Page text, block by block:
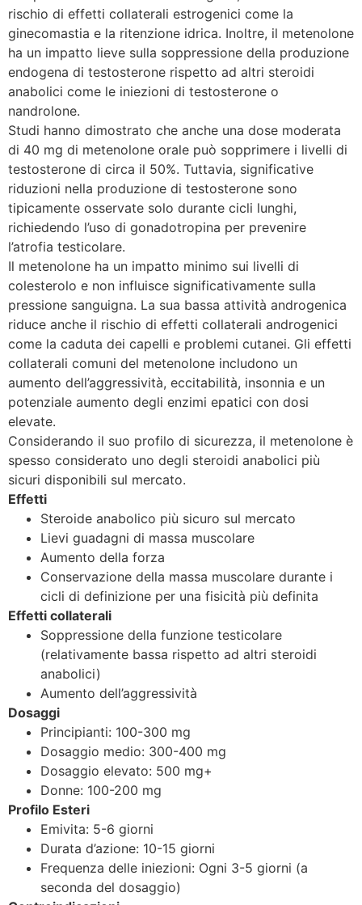
rischio di effetti collaterali estrogenici come la
ginecomastia e la ritenzione idrica. Inoltre, il metenolone
ha un impatto lieve sulla soppressione della produzione
endogena di testosterone rispetto ad altri steroidi
anabolici come le iniezioni di testosterone o
nandrolone.
Studi hanno dimostrato che anche una dose moderata
di 40 mg di metenolone orale può sopprimere i livelli di
testosterone di circa il 50%. Tuttavia, significative
riduzioni nella produzione di testosterone sono
tipicamente osservate solo durante cicli lunghi,
richiedendo l’uso di gonadotropina per prevenire
l’atrofia testicolare.
Il metenolone ha un impatto minimo sui livelli di
colesterolo e non influisce significativamente sulla
pressione sanguigna. La sua bassa attività androgenica
riduce anche il rischio di effetti collaterali androgenici
come la caduta dei capelli e problemi cutanei. Gli effetti
collaterali comuni del metenolone includono un
aumento dell’aggressività, eccitabilità, insonnia e un
potenziale aumento degli enzimi epatici con dosi
elevate.
Considerando il suo profilo di sicurezza, il metenolone è
spesso considerato uno degli steroidi anabolici più
sicuri disponibili sul mercato.
Effetti
Steroide anabolico più sicuro sul mercato
Lievi guadagni di massa muscolare
Aumento della forza
Conservazione della massa muscolare durante i
cicli di definizione per una fisicità più definita
Effetti collaterali
Soppressione della funzione testicolare
(relativamente bassa rispetto ad altri steroidi
anabolici)
Aumento dell’aggressività
Dosaggi
Principianti: 100-300 mg
Dosaggio medio: 300-400 mg
Dosaggio elevato: 500 mg+
Donne: 100-200 mg
Profilo Esteri
Emivita: 5-6 giorni
Durata d’azione: 10-15 giorni
Frequenza delle iniezioni: Ogni 3-5 giorni (a
seconda del dosaggio)